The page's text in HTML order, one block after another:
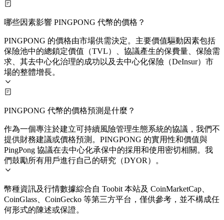
哪些因素影響 PINGPONG 代幣的價格？
PINGPONG 的價格由市場供需決定。主要價值驅動因素包括
保險池中的總鎖定價值（TVL）、協議產生的保費量、保險需
求、其去中心化治理的成功以及去中心化保險（DeInsur）市
場的整體增長。
PINGPONG 代幣的價格預測是什麼？
作為一個專注於建立可持續風險管理生態系統的協議，我們不
提供財務建議或價格預測。PINGPONG 的實用性和價值與
PingPong 協議在去中心化承保中的採用和使用密切相關。我
們鼓勵所有用戶進行自己的研究（DYOR）。
幣種資訊及行情數據綜合自 Toobit 本站及 CoinMarketCap、
CoinGlass、CoinGecko 等第三方平台，僅供參考，並不構成任
何形式的陳述或保證。